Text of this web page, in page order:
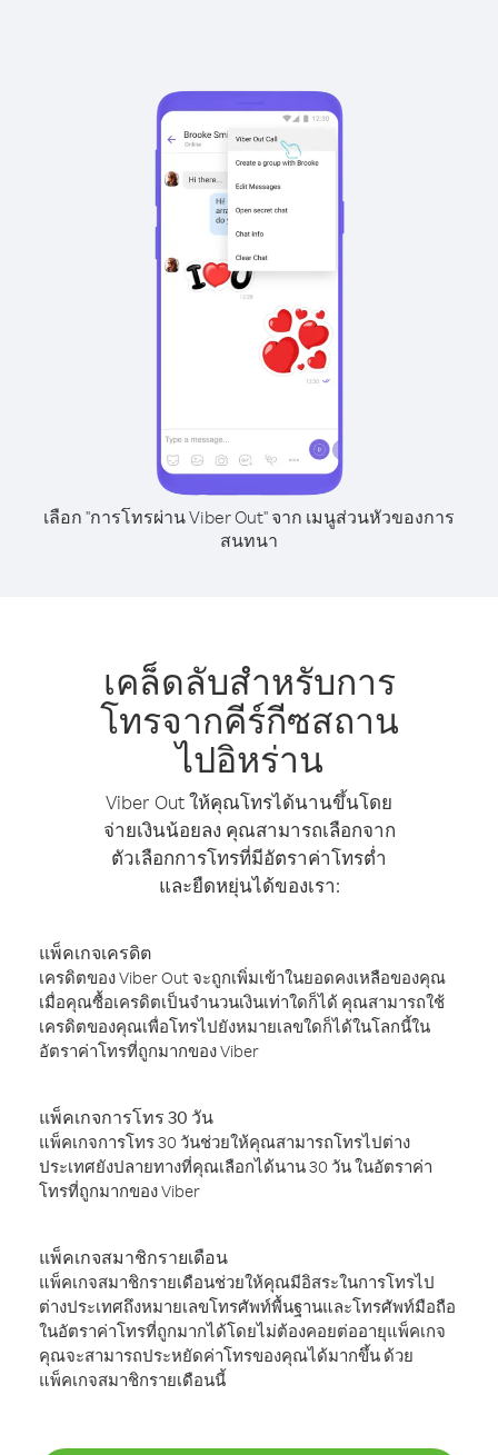
เลือก "การโทรผ่าน Viber Out" จาก เมนูส่วนหัวของการ
สนทนา
เคล็ดลับสำหรับการ
โทรจากคีร์กีซสถาน
ไปอิหร่าน
Viber Out ให้คุณโทรได้นานขึ้นโดย
จ่ายเงินน้อยลง คุณสามารถเลือกจาก
ตัวเลือกการโทรที่มีอัตราค่าโทรต่ำ
และยืดหยุ่นได้ของเรา:
แพ็คเกจเครดิต
เครดิตของ Viber Out จะถูกเพิ่มเข้าในยอดคงเหลือของคุณ
เมื่อคุณซื้อเครดิตเป็นจำนวนเงินเท่าใดก็ได้ คุณสามารถใช้
เครดิตของคุณเพื่อโทรไปยังหมายเลขใดก็ได้ในโลกนี้ใน
อัตราค่าโทรที่ถูกมากของ Viber
แพ็คเกจการโทร 30 วัน
แพ็คเกจการโทร 30 วันช่วยให้คุณสามารถโทรไปต่าง
ประเทศยังปลายทางที่คุณเลือกได้นาน 30 วัน ในอัตราค่า
โทรที่ถูกมากของ Viber
แพ็คเกจสมาชิกรายเดือน
แพ็คเกจสมาชิกรายเดือนช่วยให้คุณมีอิสระในการโทรไป
ต่างประเทศถึงหมายเลขโทรศัพท์พื้นฐานและโทรศัพท์มือถือ
ในอัตราค่าโทรที่ถูกมากได้โดยไม่ต้องคอยต่ออายุแพ็คเกจ
คุณจะสามารถประหยัดค่าโทรของคุณได้มากขึ้น ด้วย
แพ็คเกจสมาชิกรายเดือนนี้